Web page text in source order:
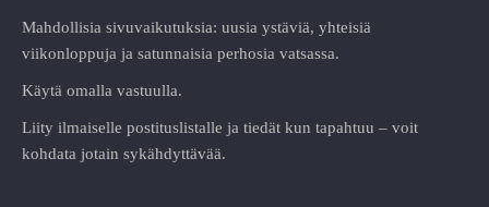
Mahdollisia sivuvaikutuksia: uusia ystäviä, yhteisiä
viikonloppuja ja satunnaisia perhosia vatsassa.
Käytä omalla vastuulla.
Liity ilmaiselle postituslistalle ja tiedät kun tapahtuu – voit
kohdata jotain sykähdyttävää.